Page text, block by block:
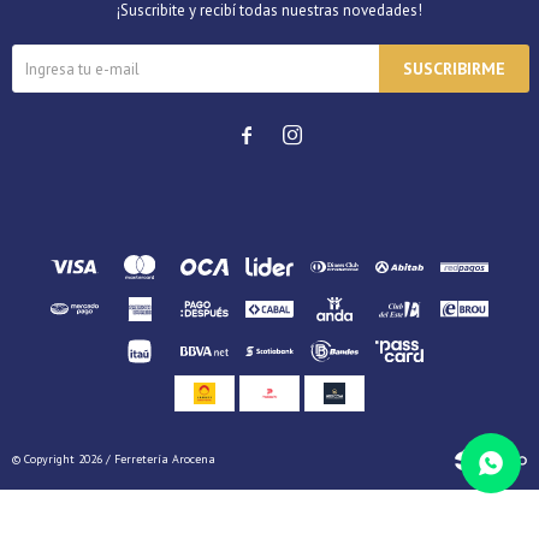
¡Suscribite y recibí todas nuestras novedades!
SUSCRIBIRME
 
© Copyright 2026 / Ferretería Arocena